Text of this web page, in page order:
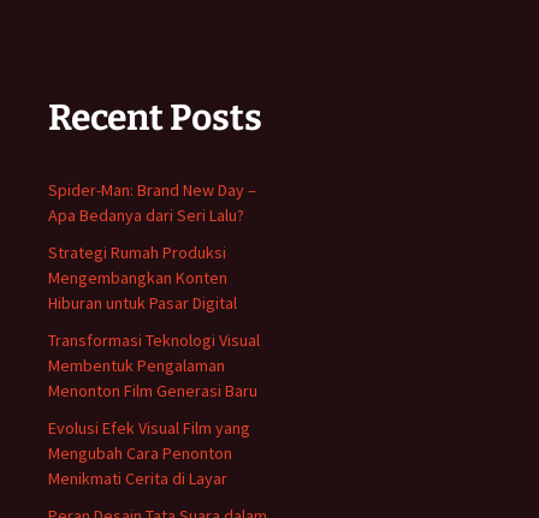
Recent Posts
Spider-Man: Brand New Day –
Apa Bedanya dari Seri Lalu?
Strategi Rumah Produksi
Mengembangkan Konten
Hiburan untuk Pasar Digital
Transformasi Teknologi Visual
Membentuk Pengalaman
Menonton Film Generasi Baru
Evolusi Efek Visual Film yang
Mengubah Cara Penonton
Menikmati Cerita di Layar